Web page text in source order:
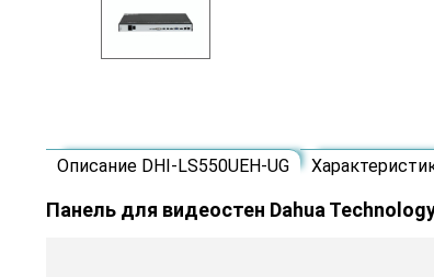
Описание DHI-LS550UEH-UG
Панель для видеостен Dahua